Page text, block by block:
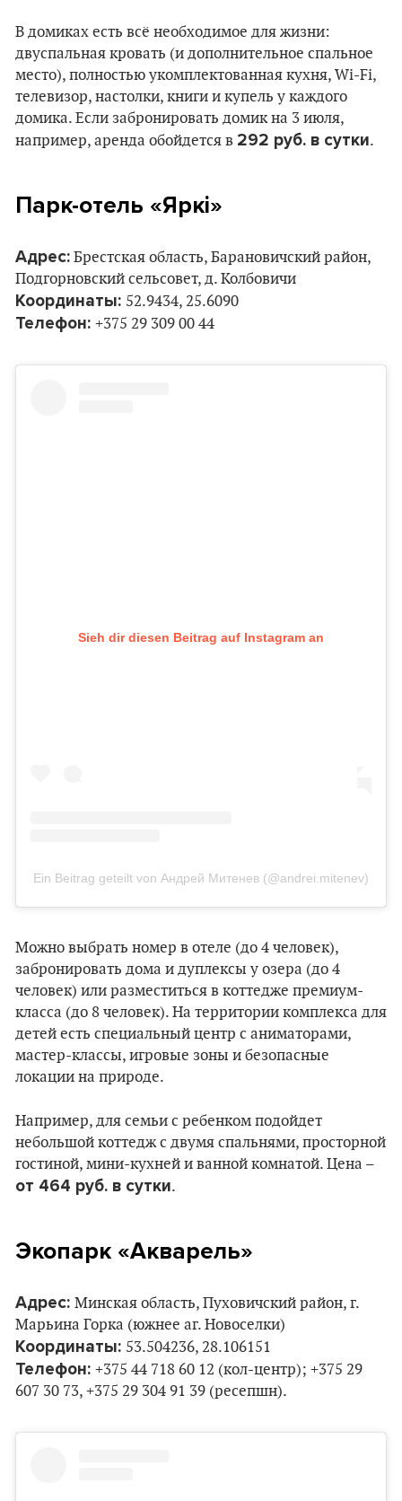
В домиках есть всё необходимое для жизни:
двуспальная кровать (и дополнительное спальное
место), полностью укомплектованная кухня, Wi-Fi,
телевизор, настолки, книги и купель у каждого
домика. Если забронировать домик на 3 июля,
например, аренда обойдется в 292 руб. в сутки.
Парк-отель «Яркi»
Адрес: Брестская область, Барановичский район,
Подгорновский сельсовет, д. Колбовичи
Координаты: 52.9434, 25.6090
Телефон: +375 29 309 00 44
Sieh dir diesen Beitrag auf Instagram an
Ein Beitrag geteilt von Андрей Митенев (@andrei.mitenev)
Можно выбрать номер в отеле (до 4 человек),
забронировать дома и дуплексы у озера (до 4
человек) или разместиться в коттедже премиум-
класса (до 8 человек). На территории комплекса для
детей есть специальный центр с аниматорами,
мастер-классы, игровые зоны и безопасные
локации на природе.
Например, для семьи с ребенком подойдет
небольшой коттедж с двумя спальнями, просторной
гостиной, мини-кухней и ванной комнатой. Цена –
от 464 руб. в сутки.
Экопарк «Акварель»
Адрес: Минская область, Пуховичский район, г.
Марьина Горка (южнее аг. Новоселки)
Координаты: 53.504236, 28.106151
Телефон: +375 44 718 60 12 (кол-центр); +375 29
607 30 73, +375 29 304 91 39 (ресепшн).